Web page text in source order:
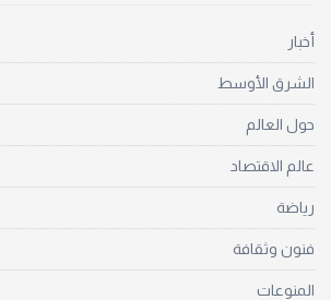
أخبار
الشرق الأوسط
حول العالم
عالم الاقتصاد
رياضة
فنون وثقافة
المنوعات